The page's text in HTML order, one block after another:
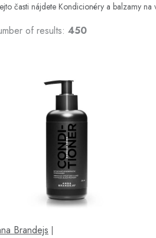
časti nájdete Kondicionéry a balzamy
of results: 450
Brandejs